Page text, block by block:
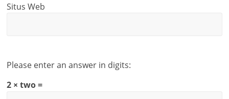
Situs Web
Please enter an answer in digits:
2 × two =